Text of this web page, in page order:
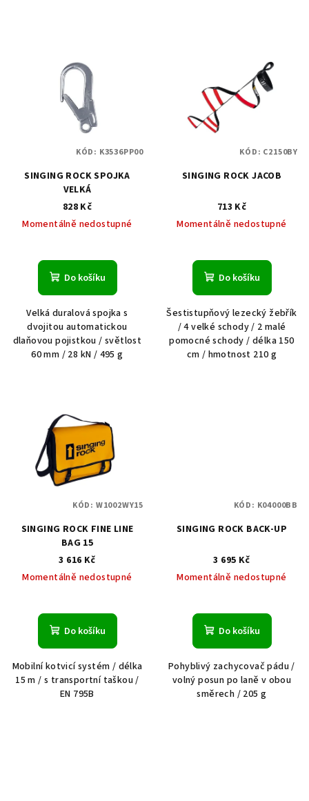
SINGING ROCK SPOJKA
VELKÁ
828 Kč
Momentálně nedostupné
Do košíku
Velká duralová spojka s
dvojitou automatickou
dlaňovou pojistkou / světlost
60 mm / 28 kN / 495 g
KÓD: K3536PP00
SINGING ROCK JACOB
713 Kč
Momentálně nedostupné
Do košíku
Šestistupňový lezecký žebřík
/ 4 velké schody / 2 malé
pomocné schody / délka 150
cm / hmotnost 210 g
KÓD: C2150BY
SINGING ROCK FINE LINE
BAG 15
3 616 Kč
Momentálně nedostupné
Do košíku
Mobilní kotvicí systém / délka
15 m / s transportní taškou /
EN 795B
KÓD: W1002WY15
SINGING ROCK BACK-UP
3 695 Kč
Momentálně nedostupné
Do košíku
Pohyblivý zachycovač pádu /
volný posun po laně v obou
směrech / 205 g
KÓD: K04000BB